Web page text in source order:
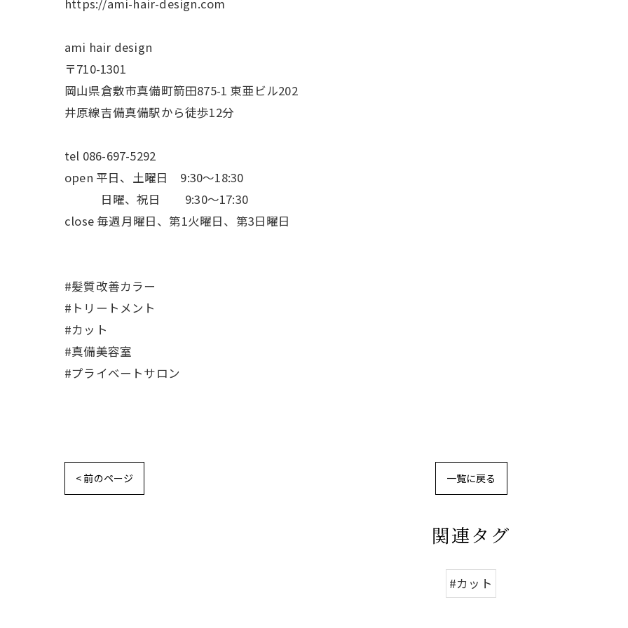
ami hair design
〒710-1301
岡山県倉敷市真備町箭田875-1 東亜ビル202
井原線吉備真備駅から徒歩12分
tel 086-697-5292
open 平日、土曜日 9:30〜18:30
日曜、祝日 9:30〜17:30
close 毎週月曜日、第1火曜日、第3日曜日
#髪質改善カラー
#トリートメント
#カット
#真備美容室
#プライベートサロン
< 前のページ 一覧に戻る
関連タグ
#カット